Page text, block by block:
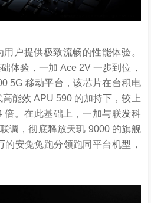
户提供极致流畅的性能体验。
体验，一加 Ace 2V 一步到位，
5G 移动平台，该芯片在台积电
能效 APU 590 的加持下，较上
倍。在此基础上，一加与联发科
调，彻底释放天玑 9000 的旗舰
安兔兔跑分领跑同平台机型，